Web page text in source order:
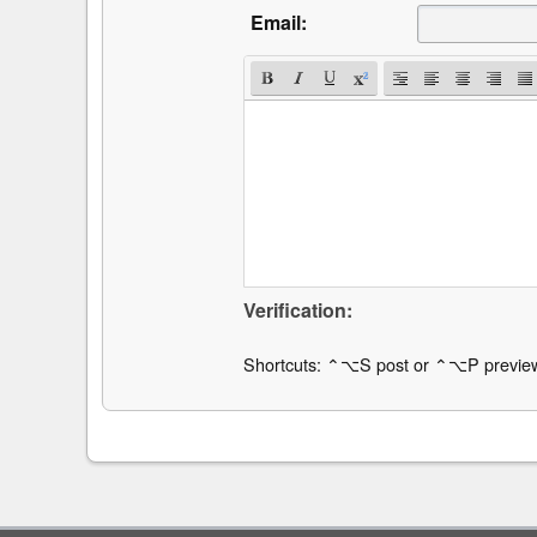
Email:
Verification:
Shortcuts: ⌃⌥S post or ⌃⌥P